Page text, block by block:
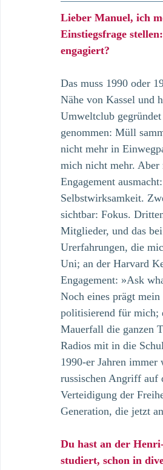
Lieber Manuel, ich
Einstiegsfrage
engagiert?
Das muss 1990 oder
Nähe von Kassel und
Umweltclub
genommen: Müll
nicht mehr in
mich nicht mehr. Aber
Engagement
Selbstwirksamkeit.
sichtbar: Fokus.
Mitglieder, und das
Urerfahrungen, die
Uni; an der Harvard
Engagement: »Ask
Noch eines prägt
politisierend für mich;
Mauerfall die ganzen
Radios mit in die
1990-er Jahren
russischen Angriff auf
Verteidigung der
Generation, die jetzt
Du hast an der
studiert, schon in